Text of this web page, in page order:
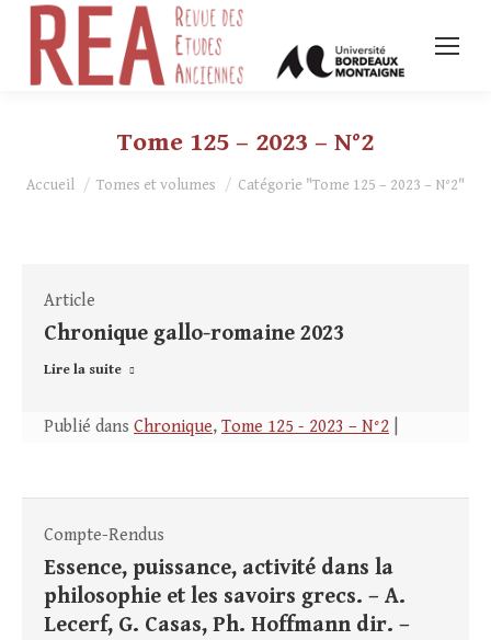
Tome 125 – 2023 – N°2
Vous êtes ici :
Accueil Tomes et volumes Catégorie "Tome 125 – 2023 – N°2"
Article
Chronique gallo-romaine 2023
Lire la suite
Publié dans Chronique, Tome 125 - 2023 – N°2
Compte-Rendus
Essence, puissance, activité dans la
philosophie et les savoirs grecs. – A.
Lecerf, G. Casas, Ph. Hoffmann dir. –